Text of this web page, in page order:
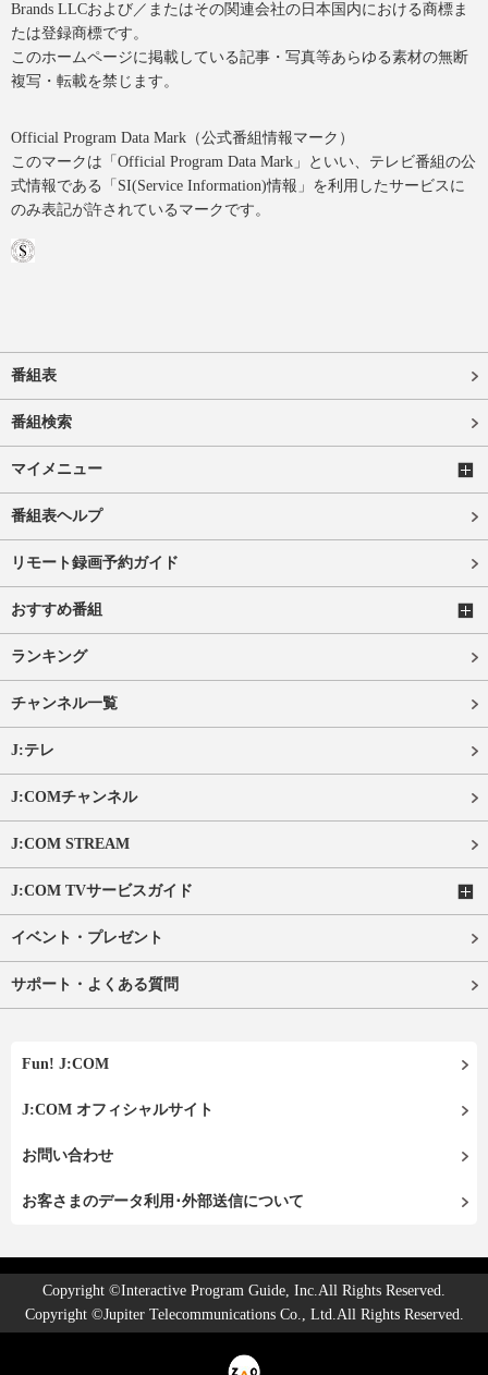
Brands LLCおよび／またはその関連会社の日本国内における商標ま
たは登録商標です。
このホームページに掲載している記事・写真等あらゆる素材の無断
複写・転載を禁じます。
Official Program Data Mark（公式番組情報マーク）
このマークは「Official Program Data Mark」といい、テレビ番組の公
式情報である「SI(Service Information)情報」を利用したサービスに
のみ表記が許されているマークです。
番組表
番組検索
マイメニュー
番組表ヘルプ
リモート録画予約ガイド
おすすめ番組
ランキング
チャンネル一覧
J:テレ
J:COMチャンネル
J:COM STREAM
J:COM TVサービスガイド
イベント・プレゼント
サポート・よくある質問
Fun! J:COM
J:COM オフィシャルサイト
お問い合わせ
お客さまのデータ利用･外部送信について
Copyright ©Interactive Program Guide, Inc.All Rights Reserved.
Copyright ©Jupiter Telecommunications Co., Ltd.All Rights Reserved.